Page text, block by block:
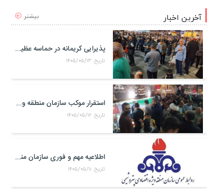
بیشتر آخرین اخبار
پذیرایی کریمانه در حماسه عظیم اربعین حسینی
تاریخ: ۱۴۰۵/۰۵/۱۳
استقرار موکب سازمان منطقه ویژه اقتصادی پتروشیمی در محل تجمعات مردمی در میدان امام بندر ماهشهر
تاریخ: ۱۴۰۵/۰۵/۱۲
اطلاعیه مهم و فوری سازمان منطقه ویژه اقتصادی پتروشیمی
تاریخ: ۱۴۰۵/۰۵/۱۱